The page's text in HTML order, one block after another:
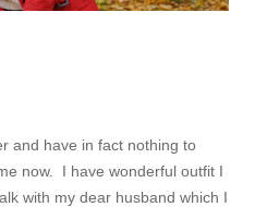
and have in fact nothing to
now. I have wonderful outfit I
with my dear husband which I